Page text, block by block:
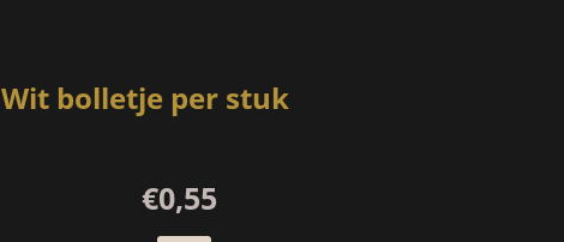
Wit bolletje per stuk
€0,55